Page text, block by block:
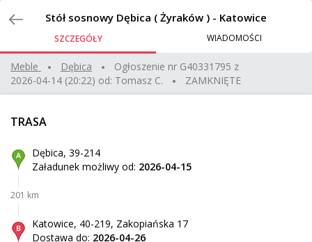
Zlecenia
Stół sosnowy Dębica ( Żyraków ) - Katowice
SZCZEGÓŁY WIADOMOŚCI
Meble dębica Ogłoszenie nr G40331795 z
2026-04-14 (20:22) od: Tomasz C. ZAMKNIĘTE
TRASA
Dębica, 39-214
Załadunek możliwy od: 2026-04-15
201 km
Katowice, 40-219, Zakopiańska 17
Dostawa do: 2026-04-26
Używany Rower Bruksela - Wrocław
Woluwé-Saint-Lambert
Wózek elektryczny dla niepełnosprawnych
495 km 65 kg 0,7 m³